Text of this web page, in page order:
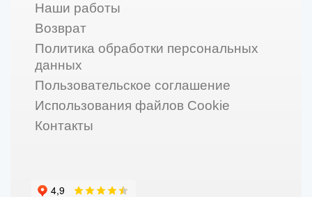
Наши работы
Возврат
Политика обработки персональных
данных
Пользовательское соглашение
Использования файлов Cookie
Контакты